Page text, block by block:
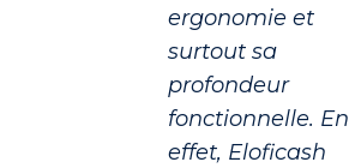
ergonomie et
surtout sa
profondeur
fonctionnelle. En
effet, Eloficash